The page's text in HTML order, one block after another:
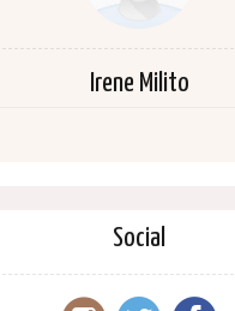
Irene Milito
Social